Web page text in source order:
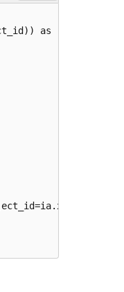
as [table],